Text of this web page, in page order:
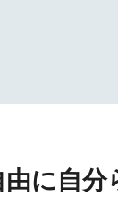
に自分